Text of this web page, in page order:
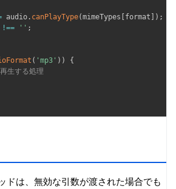
audio . canPlayType(mimeTypes format ) ;
!== '' ;
( 'mp3' ) )
{
生する処理
ドは、無効な引数が渡された場合でも